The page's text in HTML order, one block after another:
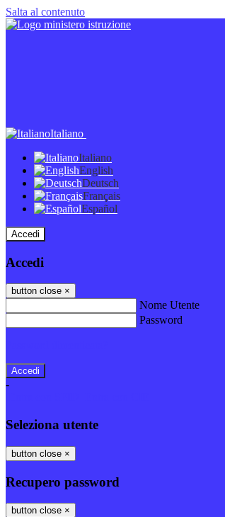
Salta al contenuto
Italiano
Italiano
English
Deutsch
Français
Español
Accedi
Accedi
button close ×
Nome Utente
Password
-
Seleziona utente
button close ×
Recupero password
button close ×